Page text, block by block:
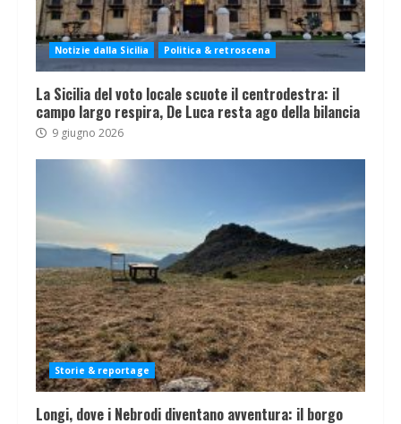
Notizie dalla Sicilia Politica & retroscena
La Sicilia del voto locale scuote il centrodestra: il
campo largo respira, De Luca resta ago della bilancia
9 giugno 2026
Storie & reportage
Longi, dove i Nebrodi diventano avventura: il borgo